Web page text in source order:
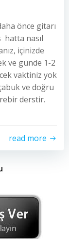
önce gitarı
hatta nasıl
içinizde
ve günde 1-2
vaktiniz yok
ve doğru
derstir.
read more